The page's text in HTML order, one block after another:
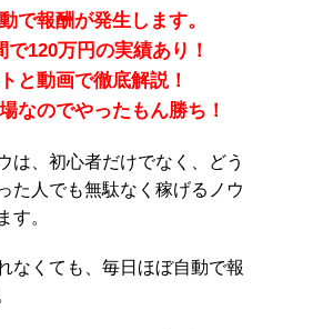
で報酬が発生します。
で120万円の実績あり！
と動画で徹底解説！
なのでやったもん勝ち！
は、初心者だけでなく、どう
た人でも無駄なく稼げるノウ
す。
なくても、毎日ほぼ自動で報